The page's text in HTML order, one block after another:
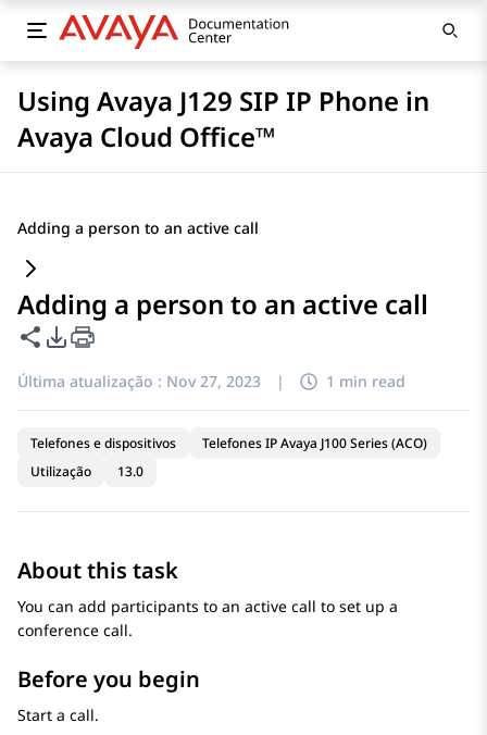
Using Avaya J129 SIP IP Phone in
Avaya Cloud Office™
Adding a person to an active call
Adding a person to an active call
Compartilhar esta página
Opções de exportação de PDF
Última atualização : Nov 27, 2023 | 1 min read
Telefones e dispositivos
Telefones IP Avaya J100 Series (ACO)
Utilização
13.0
About this task
You can add participants to an active call to set up a
conference call.
Before you begin
Start a call.